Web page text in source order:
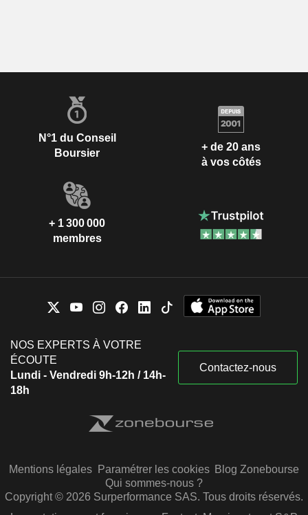
N°1 du Conseil
Boursier
+ de 20 ans
à vos côtés
+ 1 300 000
membres
NOS EXPERTS À VOTRE
ÉCOUTE
Lundi - Vendredi 9h-12h / 14h-
18h
Contactez-nous
Mentions légales Paramétrer les cookies Blog Zonebourse
Qui sommes-nous ?
Copyright © 2026 Surperformance SAS. Tous droits réservés.